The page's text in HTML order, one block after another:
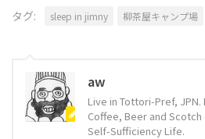
タグ: sleep in jimny 柳茶屋キャンプ場
aw
Live in Tottori-Pref, JPN.
Coffee, Beer and
Self-Sufficiency Life.